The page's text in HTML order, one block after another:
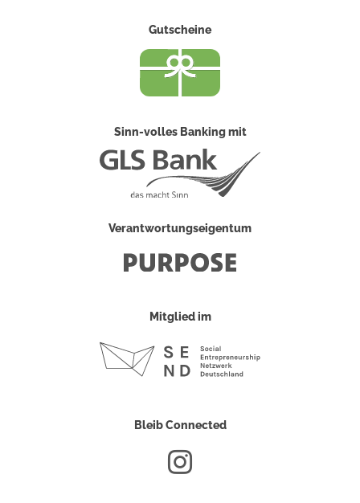
Gutscheine
Sinn-volles Banking mit
Verantwortungseigentum
Mitglied im
Bleib Connected